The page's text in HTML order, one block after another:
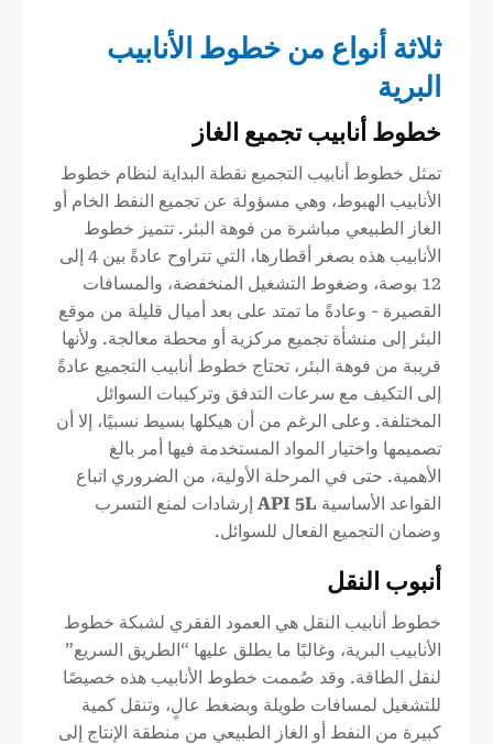
ثلاثة أنواع من خطوط الأنابيب
البرية
خطوط أنابيب تجميع الغاز
تمثل خطوط أنابيب التجميع نقطة البداية لنظام خطوط
الأنابيب الهبوط، وهي مسؤولة عن تجميع النفط الخام أو
الغاز الطبيعي مباشرة من فوهة البئر. تتميز خطوط
الأنابيب هذه بصغر أقطارها، التي تتراوح عادةً بين 4 إلى
12 بوصة، وضغوط التشغيل المنخفضة، والمسافات
القصيرة - وعادةً ما تمتد على بعد أميال قليلة من موقع
البئر إلى منشأة تجميع مركزية أو محطة معالجة. ولأنها
قريبة من فوهة البئر، تحتاج خطوط أنابيب التجميع عادةً
إلى التكيف مع سرعات التدفق وتركيبات السوائل
المختلفة. وعلى الرغم من أن هيكلها بسيط نسبيًا، إلا أن
تصميمها واختيار المواد المستخدمة فيها أمر بالغ
الأهمية. حتى في المرحلة الأولية، من الضروري اتباع
القواعد الأساسية API 5L إرشادات لمنع التسرب
وضمان التجميع الفعال للسوائل.
أنبوب النقل
خطوط أنابيب النقل هي العمود الفقري لشبكة خطوط
الأنابيب البرية، وغالبًا ما يطلق عليها “الطريق السريع”
لنقل الطاقة. وقد صُممت خطوط الأنابيب هذه خصيصًا
للتشغيل لمسافات طويلة وبضغط عالٍ، وتنقل كمية
كبيرة من النفط أو الغاز الطبيعي من منطقة الإنتاج إلى